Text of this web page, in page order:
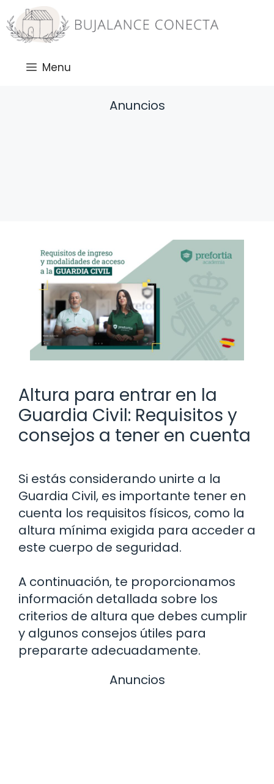
Saltar
al
contenido
Menu
Anuncios
Altura para entrar en la
Guardia Civil: Requisitos y
consejos a tener en cuenta
Si estás considerando unirte a la
Guardia Civil, es importante tener en
cuenta los requisitos físicos, como la
altura mínima exigida para acceder a
este cuerpo de seguridad.
A continuación, te proporcionamos
información detallada sobre los
criterios de altura que debes cumplir
y algunos consejos útiles para
prepararte adecuadamente.
Anuncios